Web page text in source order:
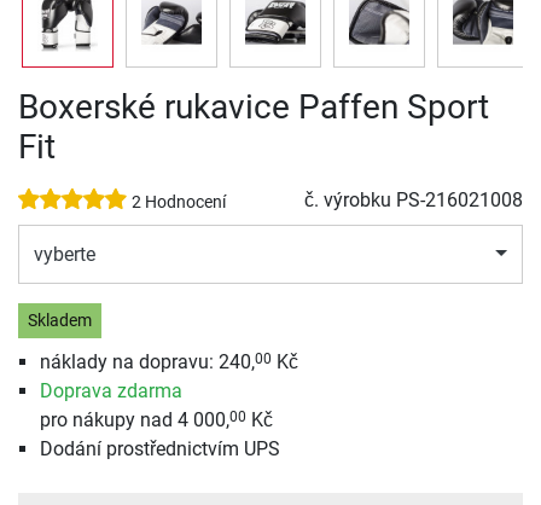
Boxerské rukavice Paffen Sport
Fit
2 Hodnocení č. výrobku PS-216021008
vyberte
Skladem
náklady na dopravu: 240,00 Kč
Doprava zdarma
pro nákupy nad 4 000,00 Kč
Dodání prostřednictvím UPS